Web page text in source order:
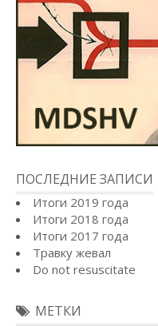
ПОСЛЕДНИЕ ЗАПИСИ
Итоги 2019 года
Итоги 2018 года
Итоги 2017 года
Травку жевал
Do not resuscitate
МЕТКИ